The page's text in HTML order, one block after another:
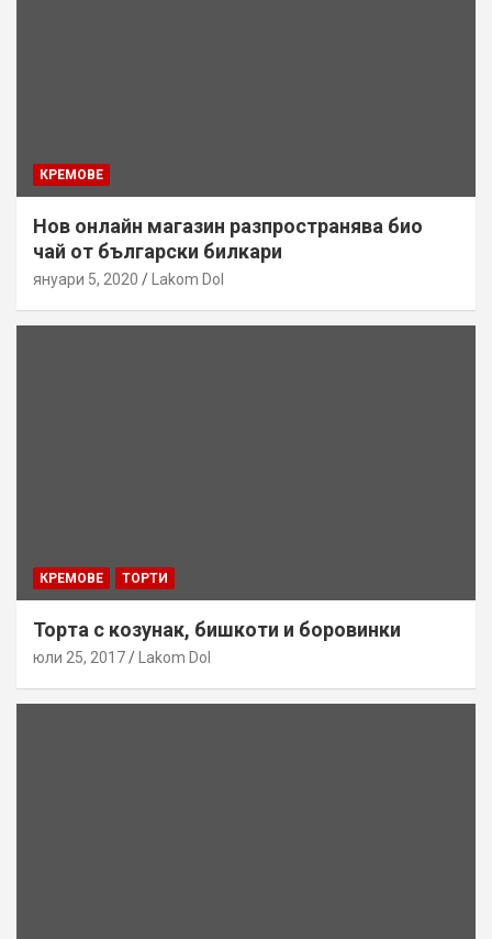
КРЕМОВЕ
Нов онлайн магазин разпространява био
чай от български билкари
януари 5, 2020 Lakom Dol
КРЕМОВЕ ТОРТИ
Торта с козунак, бишкоти и боровинки
юли 25, 2017 Lakom Dol